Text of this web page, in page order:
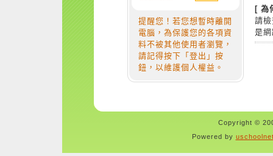
提醒您！若您想暫時離開
電腦，為保護您的各項資
料不被其他使用者瀏覽，
請記得按下「登出」按
鈕，以維護個人權益。
[ 為
請
是
Copyright ©
Powered by